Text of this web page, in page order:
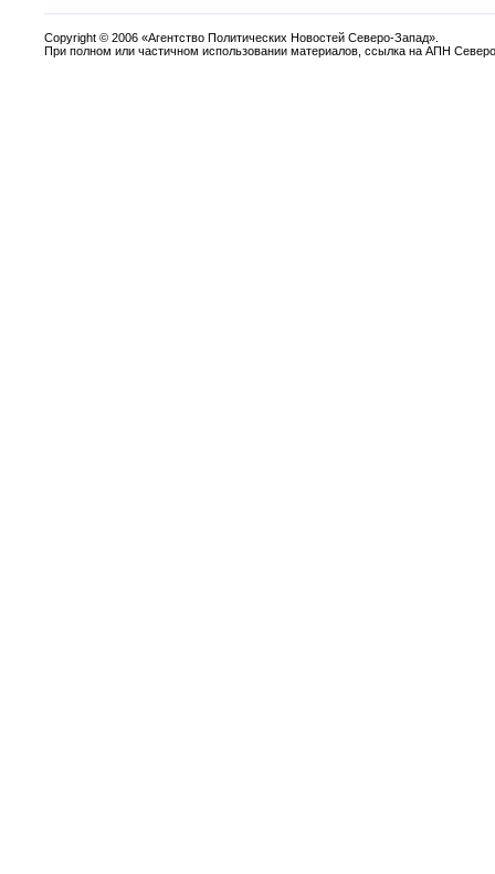
Copyright © 2006 «Агентство Политических Новостей Северо-Запад».
При полном или частичном использовании материалов, ссылка на АПН